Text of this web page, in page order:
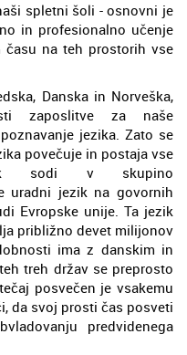
spletni šoli - osnovni je
in profesionalno učenje
na teh prostorih vse
Danska in Norveška,
zaposlitve za naše
jezika. Zato se
povečuje in postaja vse
sodi v skupino
uradni jezik na govornih
Evropske unije. Ta jezik
približno devet milijonov
ima z danskim in
treh držav se preprosto
posvečen je vsakemu
da svoj prosti čas posveti
predvidenega